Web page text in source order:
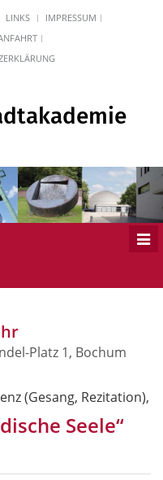
LINKS
IMPRESSUM
Platz 1, Bochum
(Gesang, Rezitation),
Seele“